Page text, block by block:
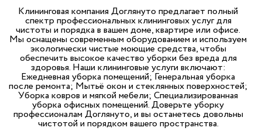
Клининговая компания Доглянуто предлагает полный
спектр профессиональных клининговых услуг для
чистоты и порядка в вашем доме, квартире или офисе.
Мы оснащены современным оборудованием и используем
экологически чистые моющие средства, чтобы
обеспечить высокое качество уборки без вреда для
здоровья. Наши клининговые услуги включают:
Ежедневная уборка помещений; Генеральная уборка
после ремонта; Мытьё окон и стеклянных поверхностей;
Уборка ковров и мягкой мебели; Специализированная
уборка офисных помещений. Доверьте уборку
профессионалам Доглянуто, и вы останетесь довольны
чистотой и порядком вашего пространства.